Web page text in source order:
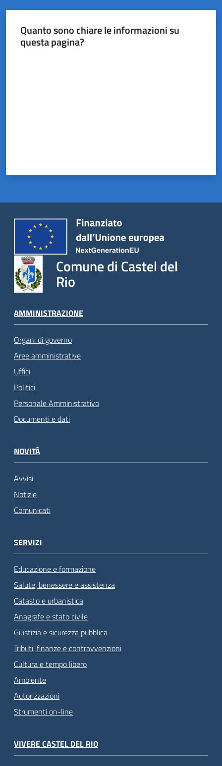
Quanto sono chiare le informazioni su
questa pagina?
Comune di Castel del
Rio
AMMINISTRAZIONE
Organi di governo
Aree amministrative
Uffici
Politici
Personale Amministrativo
Documenti e dati
NOVITÀ
Avvisi
Notizie
Comunicati
SERVIZI
Educazione e formazione
Salute, benessere e assistenza
Catasto e urbanistica
Anagrafe e stato civile
Giustizia e sicurezza pubblica
Tributi, finanze e contravvenzioni
Cultura e tempo libero
Ambiente
Autorizzazioni
Strumenti on-line
VIVERE CASTEL DEL RIO